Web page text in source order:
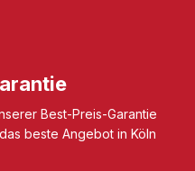
Best-Preis-Garantie
beste Angebot in Köln